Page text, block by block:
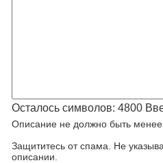
Осталось символов: 4800
Описание не должно быть менее
Защититесь от спама. Не
описании.